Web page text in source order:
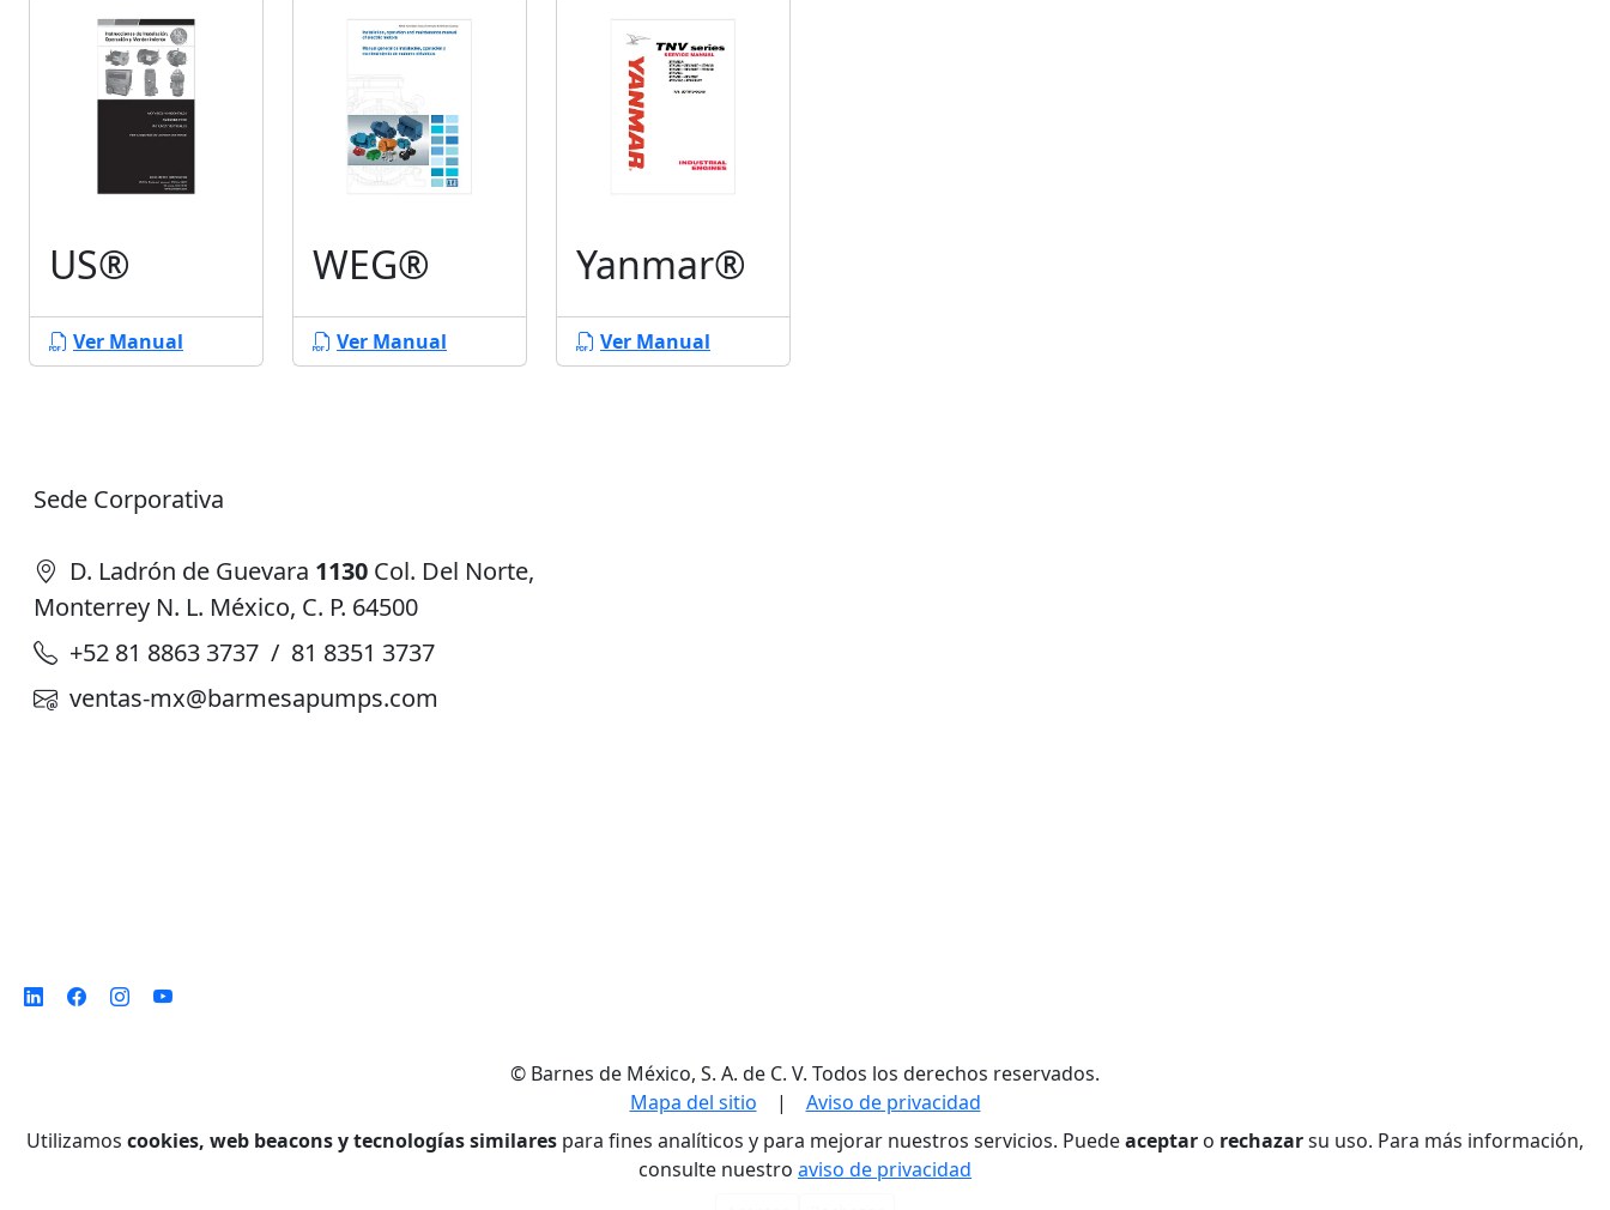
US®
Ver Manual
WEG®
Ver Manual
Yanmar®
Ver Manual
Sede Corporativa
D. Ladrón de Guevara 1130 Col. Del Norte,
Monterrey N. L. México, C. P. 64500
+52 81 8863 3737 / 81 8351 3737
ventas-mx@barmesapumps.com
© Barnes de México, S. A. de C. V. Todos los derechos reservados.
Mapa del sitio | Aviso de privacidad
Utilizamos cookies, web beacons y tecnologías similares para fines analíticos y para mejorar nuestros servicios. Puedeaceptar o rechazarsu uso. Para más información,
consulte nuestro aviso de privacidad